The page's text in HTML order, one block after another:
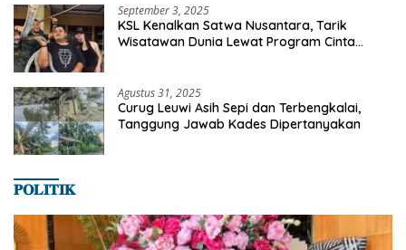
September 3, 2025
KSL Kenalkan Satwa Nusantara, Tarik
Wisatawan Dunia Lewat Program Cinta
Agustus 31, 2025
Curug Leuwi Asih Sepi dan Terbengkalai,
Tanggung Jawab Kades Dipertanyakan
𝐏𝐎𝐋𝐈𝐓𝐈𝐊